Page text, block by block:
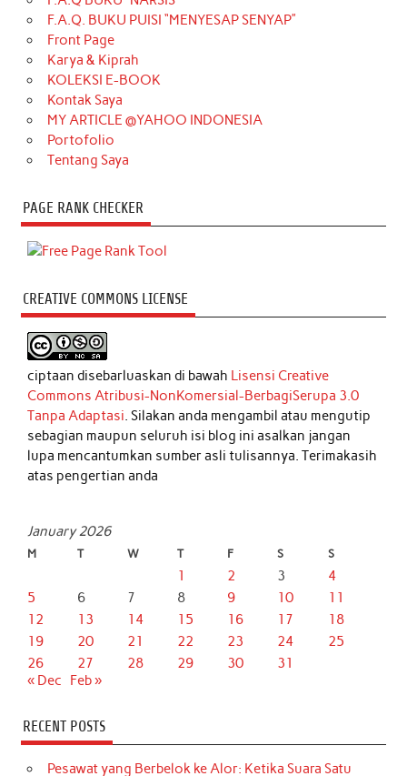
F.A.Q. BUKU PUISI “MENYESAP SENYAP”
Front Page
Karya & Kiprah
KOLEKSI E-BOOK
Kontak Saya
MY ARTICLE @YAHOO INDONESIA
Portofolio
Tentang Saya
PAGE RANK CHECKER
CREATIVE COMMONS LICENSE
ciptaan disebarluaskan di bawah Lisensi Creative
Commons Atribusi-NonKomersial-BerbagiSerupa 3.0
Tanpa Adaptasi. Silakan anda mengambil atau mengutip
sebagian maupun seluruh isi blog ini asalkan jangan
lupa mencantumkan sumber asli tulisannya. Terimakasih
atas pengertian anda
January 2026
M T W T F S S
1 2 3
4
5
6 7 8 9 10
11
12
13 14 15 16 17
18
19
20 21 22 23 24
25
26
27 28 29 30
31
« Dec
Feb »
RECENT POSTS
Pesawat yang Berbelok ke Alor: Ketika Suara Satu